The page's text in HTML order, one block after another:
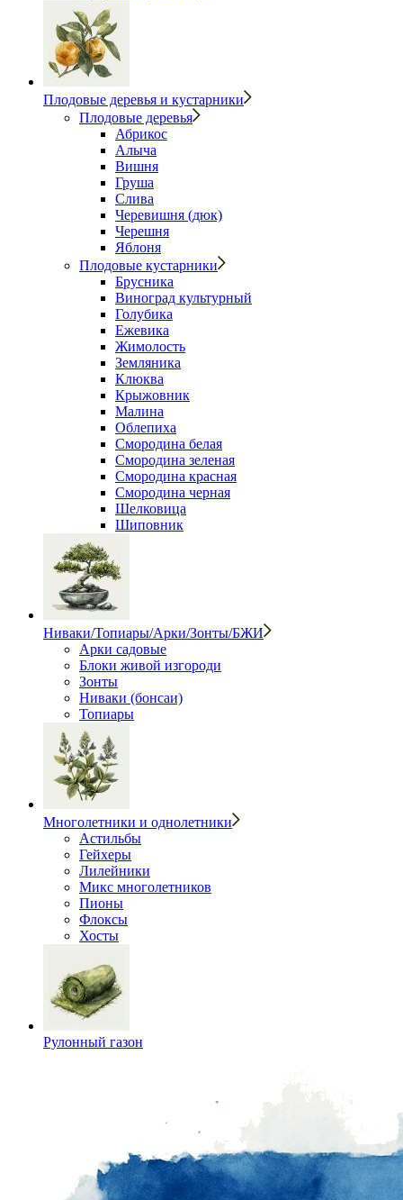
Плодовые деревья и кустарники
Плодовые деревья
Абрикос
Алыча
Вишня
Груша
Слива
Черевишня (дюк)
Черешня
Яблоня
Плодовые кустарники
Брусника
Виноград культурный
Голубика
Ежевика
Жимолость
Земляника
Клюква
Крыжовник
Малина
Облепиха
Смородина белая
Смородина зеленая
Смородина красная
Смородина черная
Шелковица
Шиповник
Ниваки/Топиары/Арки/Зонты/БЖИ
Арки садовые
Блоки живой изгороди
Зонты
Ниваки (бонсаи)
Топиары
Многолетники и однолетники
Астильбы
Гейхеры
Лилейники
Микс многолетников
Пионы
Флоксы
Хосты
Рулонный газон